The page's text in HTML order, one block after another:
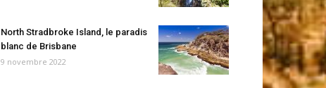
North Stradbroke Island, le paradis
blanc de Brisbane
9 novembre 2022